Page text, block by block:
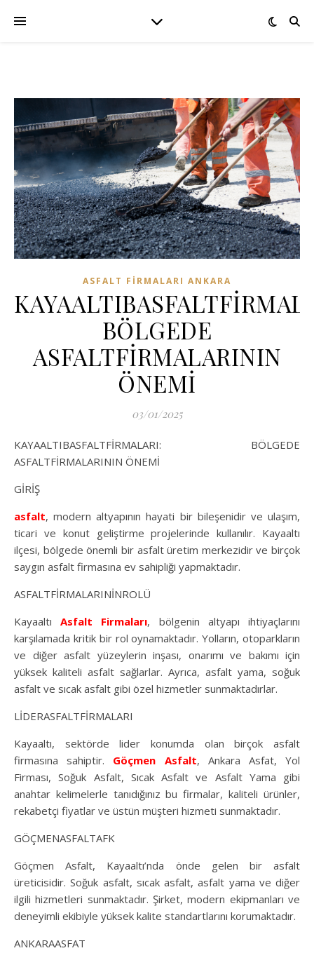
ASFALT FIRMALARI ANKARA
BÖLGEDE
ASFALTFİRMALARININ
ÖNEMİ
03/01/2025
KAYAALTIBASFALTFİRMALARI: BÖLGEDE
ASFALTFİRMALARININ ÖNEMİ
GİRİŞ
asfalt, modern altyapının hayati bir bileşenidir ve ulaşım,
ticari ve konut geliştirme projelerinde kullanılır. Kayaaltı
ilçesi, bölgede önemli bir asfalt üretim merkezidir ve birçok
saygın asfalt firmasına ev sahipliği yapmaktadır.
ASFALTFİRMALARINİNROLÜ
KayaaltıAsfalt Firmaları, bölgenin altyapı ihtiyaçlarını
karşılamada kritik bir rol oynamaktadır. Yolların, otoparkların
ve diğer asfalt yüzeylerin inşası, onarımı ve bakımı için
yüksek kaliteli asfalt sağlarlar. Ayrıca, asfalt yama, soğuk
asfalt ve sıcak asfalt gibi özel hizmetler sunmaktadırlar.
LİDERASFALTFİRMALARI
Kayaaltı, sektörde lider konumda olan birçok asfalt
firmasına sahiptir. Göçmen Asfalt, Ankara Asfat, Yol
Firması, Soğuk Asfalt, Sıcak Asfalt ve Asfalt Yama gibi
anahtar kelimelerle tanıdığınız bu firmalar, kaliteli ürünler,
rekabetçi fiyatlar ve üstün müşteri hizmeti sunmaktadır.
GÖÇMENASFALTAFK
Göçmen Asfalt, Kayaaltı’nda önde gelen bir asfalt
üreticisidir. Soğuk asfalt, sıcak asfalt, asfalt yama ve diğer
ilgili hizmetleri sunmaktadır. Şirket, modern ekipmanları ve
deneyimli ekibiyle yüksek kalite standartlarını korumaktadır.
ANKARAASFAT